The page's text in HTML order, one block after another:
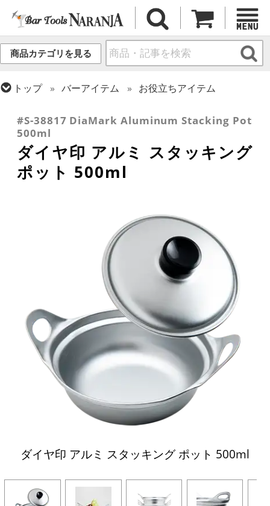
商品カテゴリを見る
トップ バーアイテム
お役立ちアイテム
#S-38817 DiaMark Aluminum Stacking Pot
500ml
ダイヤ印 アルミ スタッキング
ポット 500ml
ダイヤ印 アルミ スタッキング ポット 500ml